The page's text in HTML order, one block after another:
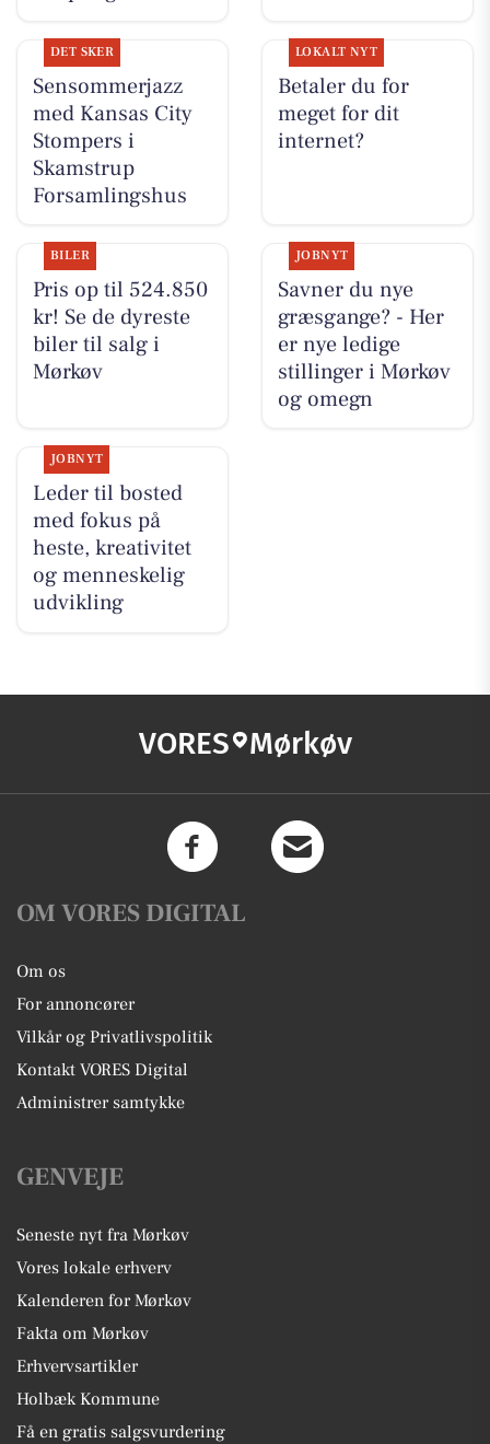
DET SKER
Sensommerjazz
med Kansas City
Stompers i
Skamstrup
Forsamlingshus
LOKALT NYT
Betaler du for
meget for dit
internet?
BILER
Pris op til 524.850
kr! Se de dyreste
biler til salg i
Mørkøv
JOBNYT
Savner du nye
græsgange? - Her
er nye ledige
stillinger i Mørkøv
og omegn
JOBNYT
Leder til bosted
med fokus på
heste, kreativitet
og menneskelig
udvikling
VORES Mørkøv
OM VORES DIGITAL
Om os
For annoncører
Vilkår og Privatlivspolitik
Kontakt VORES Digital
Administrer samtykke
GENVEJE
Seneste nyt fra Mørkøv
Vores lokale erhverv
Kalenderen for Mørkøv
Fakta om Mørkøv
Erhvervsartikler
Holbæk Kommune
Få en gratis salgsvurdering